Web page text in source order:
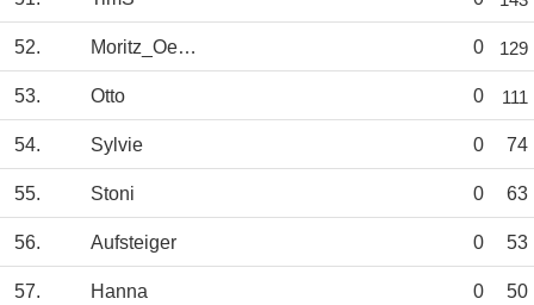
52. Moritz_Oerding 0 129
53. Otto 0 111
54. Sylvie 0 74
55. Stoni 0 63
56. Aufsteiger 0 53
57. Hanna 0 50